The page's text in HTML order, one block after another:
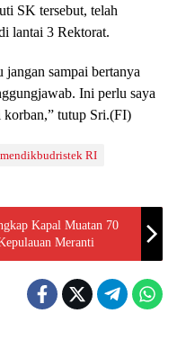
SK tersebut, telah
lantai 3 Rektorat.
jangan sampai bertanya
Ini perlu saya
korban,” tutup Sri.(FI)
RI
Kapal Muatan 70
Meranti